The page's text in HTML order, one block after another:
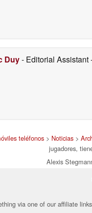
Duy- Editorial Assistant
teléfonos > Noticias >
jugadores,
Alexis
via one of our affiliate